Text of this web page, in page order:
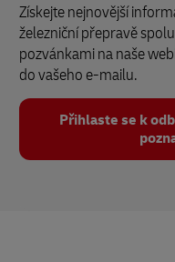
Získejte nejnovější
železniční přepravě
pozvánkami na naše
do vašeho e-mailu.
Přihlaste se k